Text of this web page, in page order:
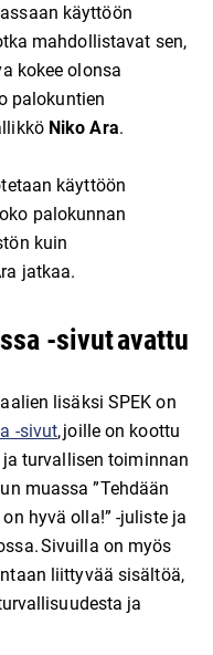
käyttöön
mahdollistavat sen,
kokee olonsa
palokuntien
Niko Ara.
käyttöön
palokunnan
kuin
jatkaa.
-sivut avattu
lisäksi SPEK on
-sivut, joille on koottu
turvallisen toiminnan
muassa ”Tehdään
hyvä olla!” -juliste ja
Sivuilla on myös
liittyvää sisältöä,
ja